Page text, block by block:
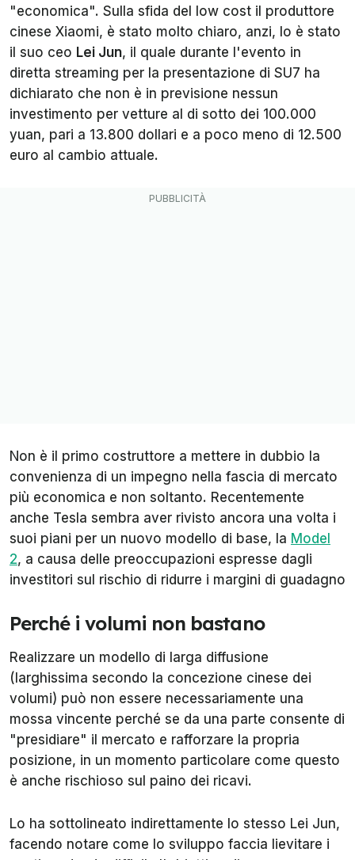
"economica". Sulla sfida del low cost il produttore
cinese Xiaomi, è stato molto chiaro, anzi, lo è stato
il suo ceo Lei Jun, il quale durante l'evento in
diretta streaming per la presentazione di SU7 ha
dichiarato che non è in previsione nessun
investimento per vetture al di sotto dei 100.000
yuan, pari a 13.800 dollari e a poco meno di 12.500
euro al cambio attuale.
Non è il primo costruttore a mettere in dubbio la
convenienza di un impegno nella fascia di mercato
più economica e non soltanto. Recentemente
anche Tesla sembra aver rivisto ancora una volta i
suoi piani per un nuovo modello di base, la Model
2, a causa delle preoccupazioni espresse dagli
investitori sul rischio di ridurre i margini di guadagno
Perché i volumi non bastano
Realizzare un modello di larga diffusione
(larghissima secondo la concezione cinese dei
volumi) può non essere necessariamente una
mossa vincente perché se da una parte consente di
"presidiare" il mercato e rafforzare la propria
posizione, in un momento particolare come questo
è anche rischioso sul paino dei ricavi.
Lo ha sottolineato indirettamente lo stesso Lei Jun,
facendo notare come lo sviluppo faccia lievitare i